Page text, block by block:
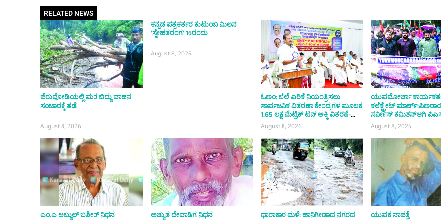
RELATED NEWS
ಪೆರುವೋಡಿಯಲ್ಲಿ ಮರ ಬಿದ್ದು ವಾಹನ
ಸಂಚಾರಕ್ಕೆ ತಡೆ
August 8, 2026
ಕನ್ನಡ ಪತ್ರಕರ್ತರ ಕುಟುಂಬ ಮಿಲನ
‘ಸ್ನೇಹತರಂಗ’ 16ರಂದು
August 8, 2026
ಓಣಂ: ಬೆಲೆ ಏರಿಕೆ ನಿಯಂತ್ರಿಸಲು
ಸಾರ್ವಜನಿಕ ವಿತರಣಾ ಕೇಂದ್ರಗಳ ಮೂಲಕ
1.65 ಲಕ್ಷ ಮೆಟ್ರಿಕ್ ಟನ್ ಅಕ್ಕಿ ವಿತರಣೆ-
ಸಚಿವ
August 8, 2026
ಯುವಮೋರ್ಚಾ
ಕಲೆಕ್ಟ್ರೇಟ್
ಸರ್ವೀಸ್ ಕಮಿಶನ್ಆಗಿ
ಅಧಃಪತನ- ವರುಣ್ ಪ್ರಸಾದ್
August 8, 2026
ಎಂ.ಎ ಅಬ್ದುಲ್ ಬಶೀರ್ ನಿಧನ ಅಚ್ಯುತ ದೇವಾಡಿಗ ನಿಧನ
ಧಾರಾಕಾರ ಮಳೆ: ಹಾನಿಗೀಡಾದ ನಗರದ
ಯುವಕ ನಾಪತ್ತೆ